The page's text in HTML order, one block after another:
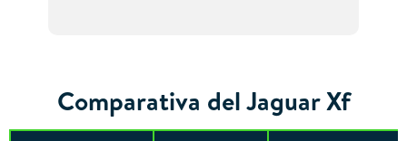
Comparativa del Jaguar Xf